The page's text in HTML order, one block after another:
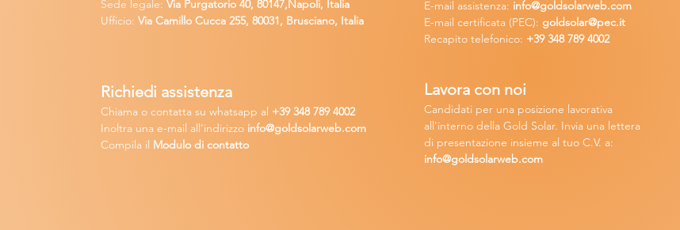
Sede legale:Via Purgatorio 40, 80147,Napoli, Italia
Ufficio:Via Camillo Cucca 255, 80031, Brusciano, Italia
Richiedi assistenza
Chiama o contatta su whatsapp al +39 348 789 4002
Inoltra una e-mail all'indirizzo info@goldsolarweb.com
Compila il Modulo di contatto
Lavora con noi
Candidati per una posizione lavorativa
all'interno della Gold Solar. Invia una lettera
di presentazione insieme al tuo C.V. a:
info@goldsolarweb.com
E-mail assistenza: info@goldsolarweb.com
E-mail certificata (PEC): goldsolar@pec.it
Recapito telefonico: +39 348789 4002